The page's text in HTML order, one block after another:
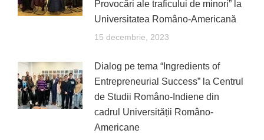
Provocări ale traficului de minori” la
Universitatea Româno-Americană
15 decembrie, 2023
Dialog pe tema “Ingredients of
Entrepreneurial Success” la Centrul
de Studii Româno-Indiene din
cadrul Universității Româno-
Americane